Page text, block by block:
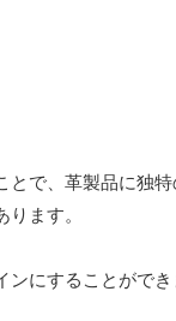
で、革製品に独
ます。
にすることがで